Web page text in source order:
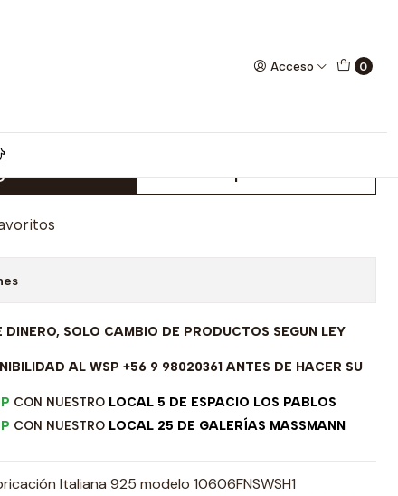
Acceso 0
Rodinada Fabricación
10606FNSWSH1
SOLO CAMBIO DE PRODUCTOS SEGUN LEY
AL WSP +56 9 98020361 ANTES DE HACER SU
CON NUESTRO LOCAL 5 DE ESPACIO LOS PABLOS
CON NUESTRO LOCAL 25 DE GALERÍAS MASSMANN
Italiana 925 modelo 10606FNSWSH1